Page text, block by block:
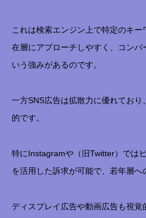
これは検索エンジン上で特定のキ
在層にアプローチしやすく、コンバ
いう強みがあるのです。
一方SNS広告は拡散力に優れてお
的です。
特にInstagramや（旧Twitter）では
を活用した訴求が可能で、若年層へ
ディスプレイ広告や動画広告も視